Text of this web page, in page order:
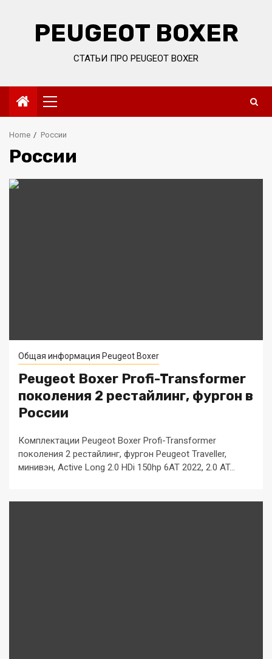
PEUGEOT BOXER
СТАТЬИ ПРО PEUGEOT BOXER
Primary
Menu
Home России
России
Общая информация Peugeot Boxer
Peugeot Boxer Profi-Transformer
поколения 2 рестайлинг, фургон в
России
Комплектации Peugeot Boxer Profi-Transformer
поколения 2 рестайлинг, фургон Peugeot Traveller,
минивэн, Active Long 2.0 HDi 150hp 6AT 2022, 2.0 AT...